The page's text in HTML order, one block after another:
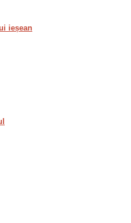
ieșean